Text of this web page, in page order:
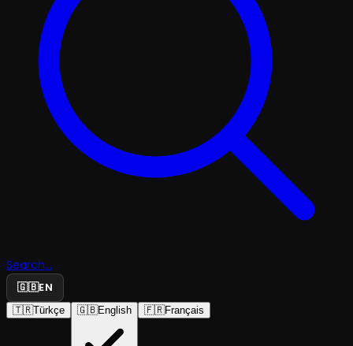
Search...
🇬🇧EN
🇹🇷Türkçe 🇬🇧English 🇫🇷Français